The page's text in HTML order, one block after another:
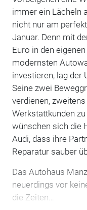
immer ein Lächeln
nicht nur am
Januar. Denn mit
Euro in den
modernsten
investieren, lag der
Seine zwei
verdienen,
Werkstattkunden
wünschen sich die
Audi, dass ihre
Reparatur sauber
Das Autohaus
neuerdings vor
die Zeiten…